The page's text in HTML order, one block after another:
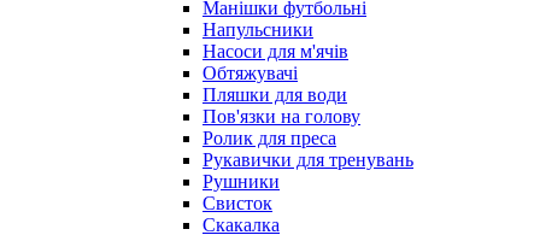
Манішки футбольні
Напульсники
Насоси для м'ячів
Обтяжувачі
Пляшки для води
Пов'язки на голову
Ролик для преса
Рукавички для тренувань
Рушники
Свисток
Скакалка